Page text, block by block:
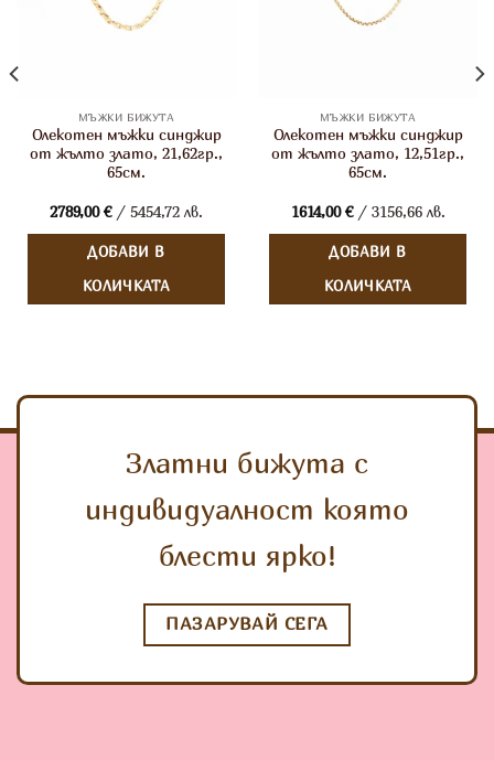
МЪЖКИ БИЖУТА
Олекотен мъжки синджир
от жълто злато, 21,62гр.,
65см.
2789,00€/ 5454,72 лв.
ДОБАВИ В
КОЛИЧКАТА
МЪЖКИ БИЖУТА
Олекотен мъжки синджир
от жълто злато, 12,51гр.,
65см.
1614,00€/ 3156,66 лв.
ДОБАВИ В
КОЛИЧКАТА
Златни бижута с
индивидуалност която
блести ярко!
ПАЗАРУВАЙ СЕГА